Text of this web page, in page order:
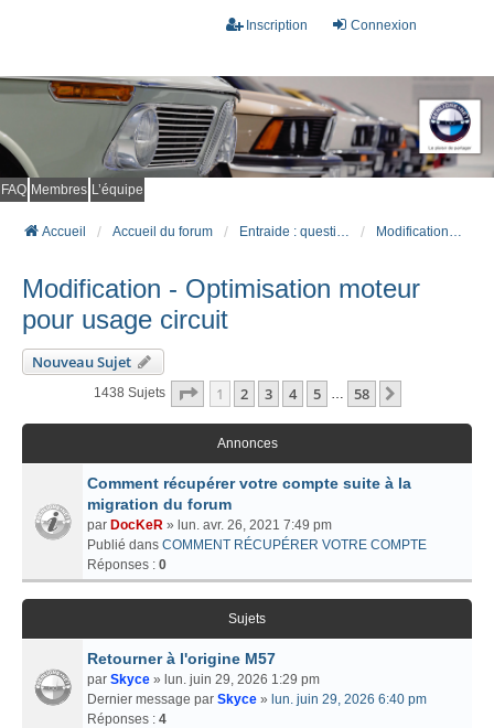
Connexion
Inscription
FAQ Membres L’équipe
Accueil Accueil du forum Entraide : questions techniques Modification - Optimisation moteur pour usage circuit
Modification - Optimisation moteur
pour usage circuit
Nouveau Sujet
1438 Sujets Page 1Sur58
1 2 3 4 5 … 58
Annonces
Comment récupérer votre compte suite à la
migration du forum
par DocKeR » lun. avr. 26, 2021 7:49 pm
Publié dans COMMENT RÉCUPÉRER VOTRE COMPTE
Réponses : 0
Sujets
Retourner à l'origine M57
par Skyce » lun. juin 29, 2026 1:29 pm
Dernier message par Skyce » lun. juin 29, 2026 6:40 pm
Réponses : 4